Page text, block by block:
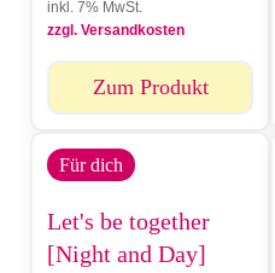
inkl. 7% MwSt.
zzgl. Versandkosten
Zum Produkt
Für dich
Let's be together
[Night and Day]